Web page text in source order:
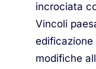
incrociata
Vincoli
edificazione
modifiche